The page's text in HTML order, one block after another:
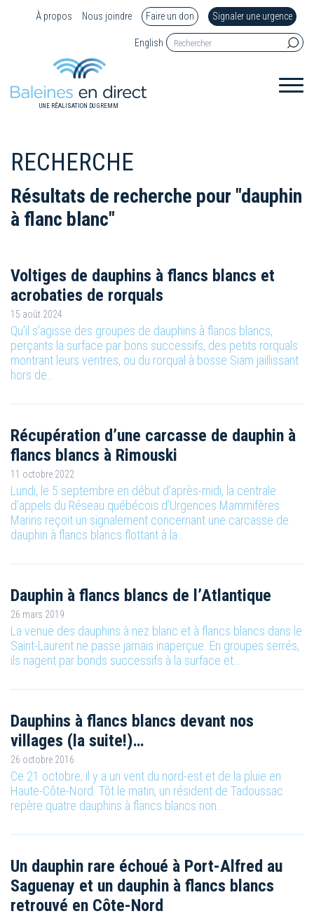
À propos Nous joindre Faire un don Signaler une urgence
English
UNE RÉALISATION DU GREMM
RECHERCHE
Résultats de recherche pour "dauphin
à flanc blanc"
Voltiges de dauphins à flancs blancs et
acrobaties de rorquals
15 août 2024
Qu’il s’agisse des groupes de dauphins à flancs blancs,
perçants la surface par bons successifs, des petits rorquals
montrant leurs ventres, ou du rorqual à bosse Siam jaillissant
hors de…
Récupération d’une carcasse de dauphin à
flancs blancs à Rimouski
11 octobre 2022
Lundi, le 5 septembre en début d’après-midi, la centrale
d’appels du Réseau québécois d’Urgences Mammifères
Marins reçoit un signalement concernant une carcasse de
dauphin à flancs blancs flottant à la…
Dauphin à flancs blancs de l’Atlantique
26 mars 2019
La venue des dauphins à nez blanc et à flancs blancs dans le
Saint-Laurent ne passe jamais inaperçue. En groupes serrés,
ils nagent par bonds successifs à la surface et…
Dauphins à flancs blancs devant nos
villages (la suite!)…
26 octobre 2016
Ce 21 octobre, il y a un vent du nord-est et de la pluie en
Haute-Côte-Nord. Tôt le matin, un résident de Tadoussac
repère quatre dauphins à flancs blancs non…
Un dauphin rare échoué à Port-Alfred au
Saguenay et un dauphin à flancs blancs
retrouvé en Côte-Nord